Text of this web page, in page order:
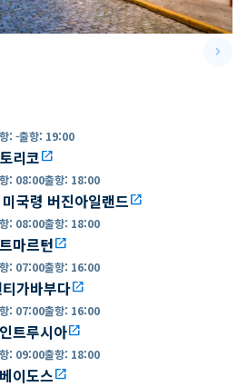
keyboard_arrow_right
: -출항: 19:00
리코open_in_new
: 08:00출항: 18:00
국령 버진아일랜드open_in_new
: 08:00출항: 18:00
마르턴open_in_new
: 07:00출항: 16:00
가바부다open_in_new
: 07:00출항: 16:00
트루시아open_in_new
: 09:00출항: 18:00
이도스open_in_new